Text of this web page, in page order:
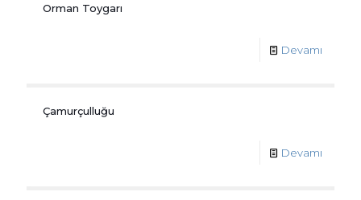
Orman Toygarı
Devamı
Çamurçulluğu
Devamı